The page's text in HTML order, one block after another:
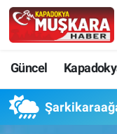
Güncel
Güncel
SEÇİM
Nevşehir
Nevşehir